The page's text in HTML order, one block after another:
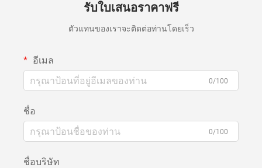
รับใบเสนอราคาฟรี
ตัวแทนของเราจะติดต่อท่านโดยเร็ว
อีเมล
0/100
ชื่อ
0/100
ชื่อบริษัท